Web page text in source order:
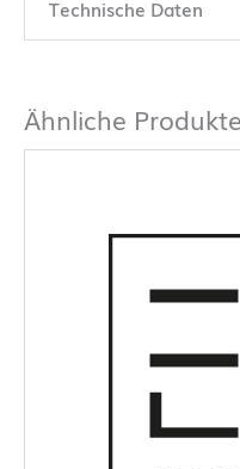
Technische Daten
Ähnliche Produkte